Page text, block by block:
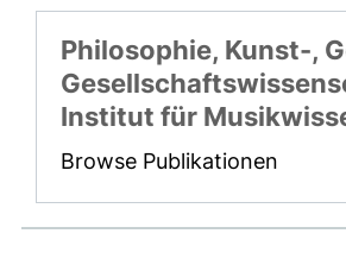
Philosophie, Kunst-,
Institut für
Browse Publikationen